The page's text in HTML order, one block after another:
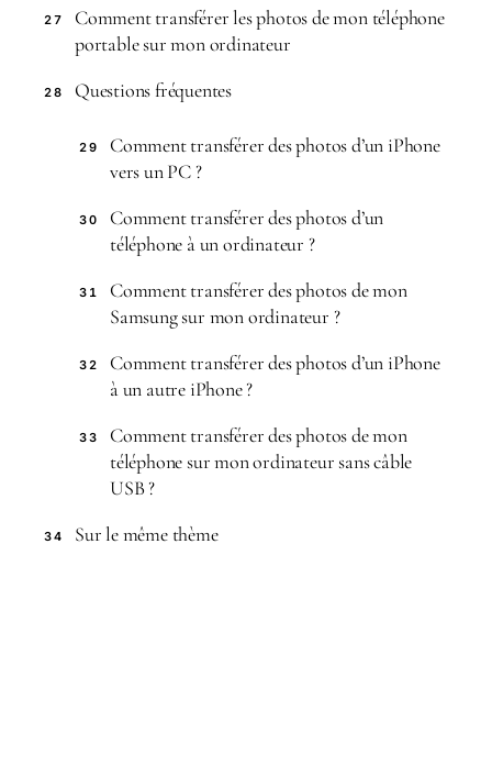
27
Comment transférer les photos de mon téléphone
portable sur mon ordinateur
28 Questions fréquentes
29
Comment transférer des photos d’un iPhone
vers un PC ?
30
Comment transférer des photos d’un
téléphone à un ordinateur ?
31
Comment transférer des photos de mon
Samsung sur mon ordinateur ?
32
Comment transférer des photos d’un iPhone
à un autre iPhone ?
33
Comment transférer des photos de mon
téléphone sur mon ordinateur sans câble
USB ?
34 Sur le même thème